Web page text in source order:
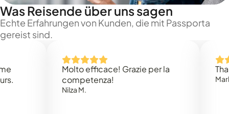
Was Reisende über uns sagen
Echte Erfahrungen von Kunden, die mit Passporta
gereist sind.
Molto efficace! Grazie per la
competenza!
Nilza M.
Thank
Mark N.